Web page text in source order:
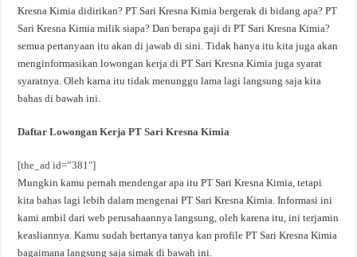
Kresna Kimia didirikan? PT Sari Kresna Kimia bergerak di bidang apa? PT
Sari Kresna Kimia milik siapa? Dan berapa gaji di PT Sari Kresna Kimia?
semua pertanyaan itu akan di jawab di sini. Tidak hanya itu kita juga akan
menginformasikan lowongan kerja di PT Sari Kresna Kimia juga syarat
syaratnya. Oleh karna itu tidak menunggu lama lagi langsung saja kita
bahas di bawah ini.
Daftar Lowongan Kerja PT Sari Kresna Kimia
[the_ad id=”381″]
Mungkin kamu pernah mendengar apa itu PT Sari Kresna Kimia, tetapi
kita bahas lagi lebih dalam mengenai PT Sari Kresna Kimia. Informasi ini
kami ambil dari web perusahaannya langsung, oleh karena itu, ini terjamin
keasliannya. Kamu sudah bertanya tanya kan profile PT Sari Kresna Kimia
bagaimana langsung saja simak di bawah ini.